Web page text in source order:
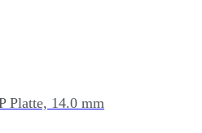
Platte, 14.0 mm